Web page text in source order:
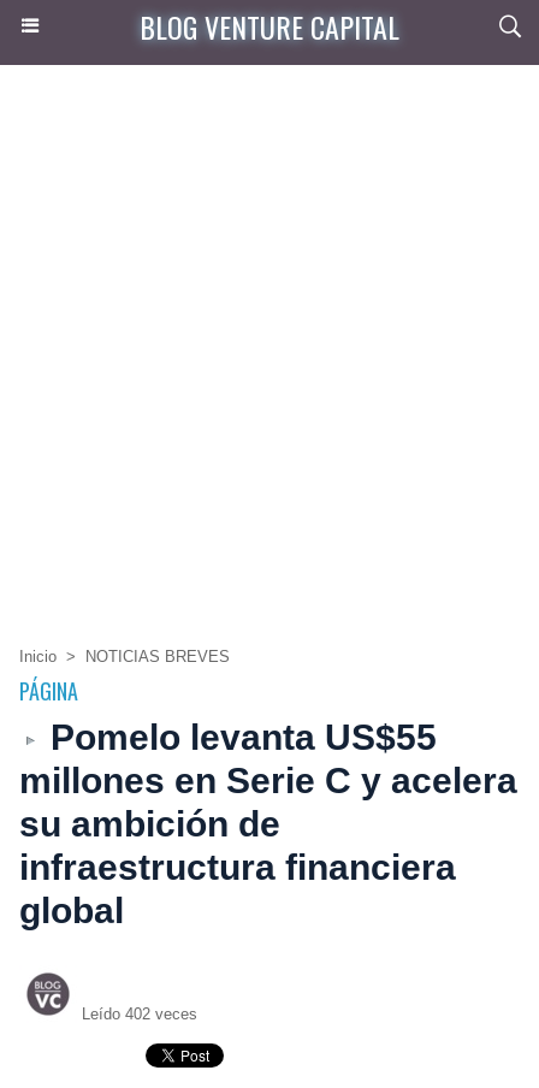
BLOG VENTURE CAPITAL
Inicio > NOTICIAS BREVES
PÁGINA
Pomelo levanta US$55
millones en Serie C y acelera
su ambición de
infraestructura financiera
global
Leído 402 veces